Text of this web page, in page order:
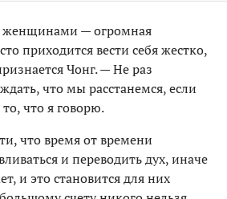
женщинами — огромная
приходится вести себя жестко,
Чонг. — Не раз
что мы расстанемся, если
что я говорю.
что время от времени
и переводить дух, иначе
и это становится для них